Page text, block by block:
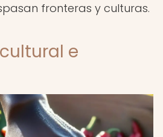
fronteras y culturas.
e